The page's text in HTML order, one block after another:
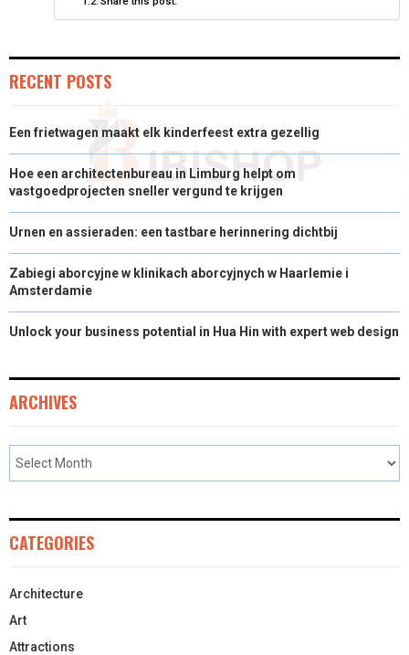
RECENT POSTS
Een frietwagen maakt elk kinderfeest extra gezellig
Hoe een architectenbureau in Limburg helpt om
vastgoedprojecten sneller vergund te krijgen
Urnen en assieraden: een tastbare herinnering dichtbij
Zabiegi aborcyjne w klinikach aborcyjnych w Haarlemie i
Amsterdamie
Unlock your business potential in Hua Hin with expert web design
ARCHIVES
CATEGORIES
Architecture
Art
Attractions